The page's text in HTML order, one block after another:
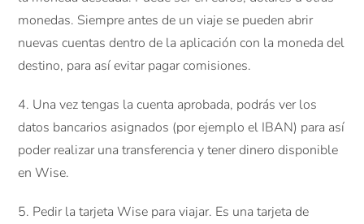
monedas. Siempre antes de un viaje se pueden abrir
nuevas cuentas dentro de la aplicación con la moneda del
destino, para así evitar pagar comisiones.
4. Una vez tengas la cuenta aprobada, podrás ver los
datos bancarios asignados (por ejemplo el IBAN) para así
poder realizar una transferencia y tener dinero disponible
en Wise.
5. Pedir la tarjeta Wise para viajar. Es una tarjeta de